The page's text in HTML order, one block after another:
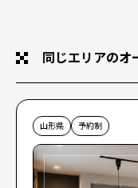
同じエリアのオ
山形県 予約制